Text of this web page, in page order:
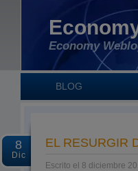
Economy
BLOG
8
Dic
EL RESURGIR
Escrito el 8 diciembre